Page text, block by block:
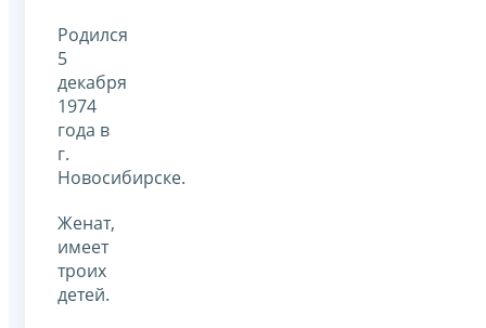
Родился
5
декабря
1974
года в
г.
Новосибирске.
Женат,
имеет
троих
детей.